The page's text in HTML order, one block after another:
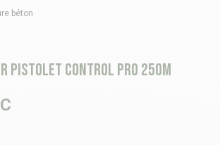
béton
CONTROL PRO 250M